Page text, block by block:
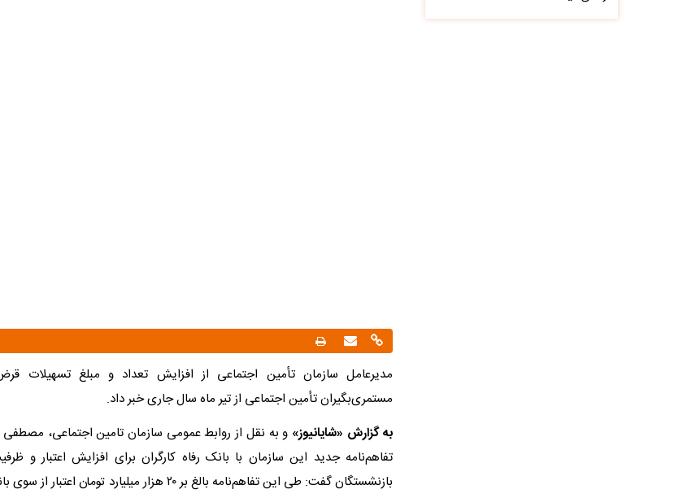
مدیرعامل سازمان تأمین اجتماعی از افزایش تعداد و مبلغ تسهیلات
مستمری‌بگیران تأمین اجتماعی از تیر ماه سال جاری خبر داد.
به گزارش «شایانیوز» و به نقل از روابط عمومی سازمان تامین اجتماعی، مصطفی
تفاهم‌نامه جدید این سازمان با بانک رفاه کارگران برای افزایش اعتبار و
بازنشستگان گفت: طی این تفاهم‌نامه بالغ بر ۲۰ هزار میلیارد